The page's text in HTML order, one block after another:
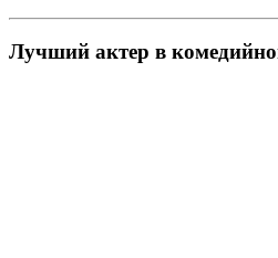
Лучший актер в